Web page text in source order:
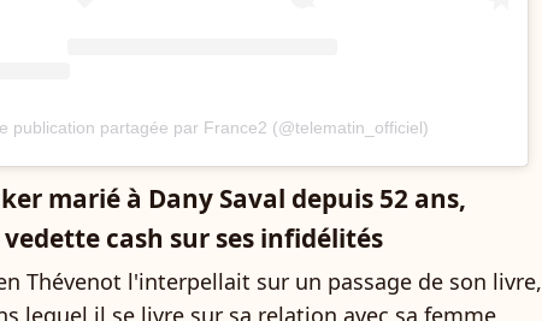
publication partagée par France2 (@telematin_officiel)
marié à Dany Saval depuis 52 ans,
cash sur ses infidélités
Thévenot l'interpellait sur un passage de son livre,
lequel il se livre sur sa relation avec sa femme